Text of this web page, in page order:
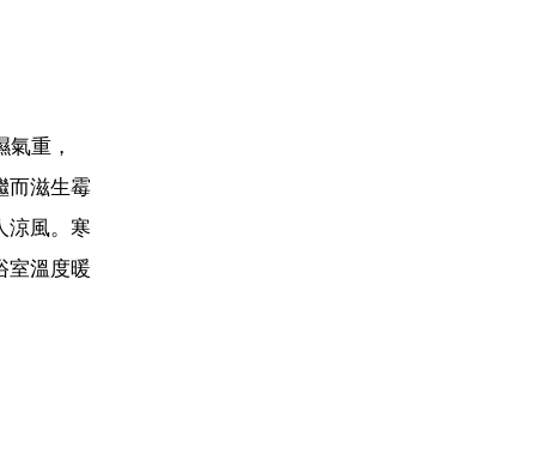
重，
而滋生霉
涼風。寒
室溫度暖